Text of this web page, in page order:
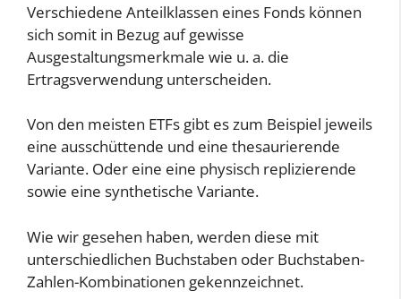
Verschiedene Anteilklassen eines Fonds können
sich somit in Bezug auf gewisse
Ausgestaltungsmerkmale wie u. a. die
Ertragsverwendung unterscheiden.
Von den meisten ETFs gibt es zum Beispiel jeweils
eine ausschüttende und eine thesaurierende
Variante. Oder eine eine physisch replizierende
sowie eine synthetische Variante.
Wie wir gesehen haben, werden diese mit
unterschiedlichen Buchstaben oder Buchstaben-
Zahlen-Kombinationen gekennzeichnet.